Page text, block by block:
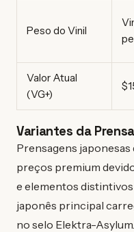
Peso do Vinil
Valor Atual
(VG+)
Variantes da
Prensagens
preços premium
e elementos
japonês principal
no selo Elektra-Asylum.